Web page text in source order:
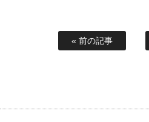
« 前の記事